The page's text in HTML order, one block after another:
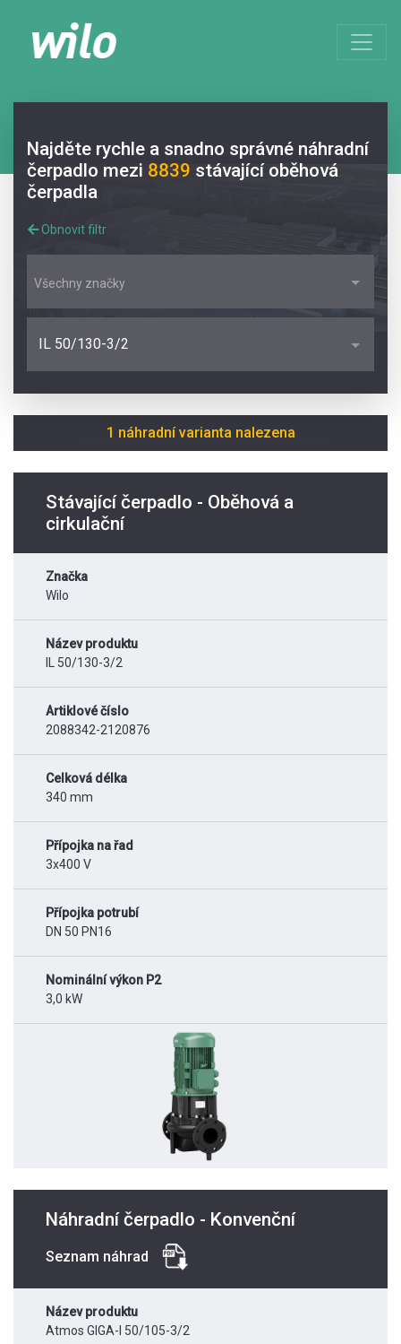
Najděte rychle a snadno správné náhradní
čerpadlo mezi 8839 stávající oběhová
čerpadla
Obnovit filtr
Všechny značky
IL 50/130-3/2
1 náhradní varianta nalezena
Stávající čerpadlo - Oběhová a
cirkulační
Značka
Wilo
Název produktu
IL 50/130-3/2
Artiklové číslo
2088342-2120876
Celková délka
340 mm
Přípojka na řad
3x400 V
Přípojka potrubí
DN 50 PN16
Nominální výkon P2
3,0 kW
Náhradní čerpadlo - Konvenční
Seznam náhrad
Název produktu
Atmos GIGA-I 50/105-3/2